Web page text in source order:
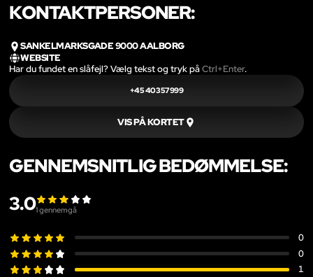
KONTAKTPERSONER:
SANKELMARKSGADE 9000 AALBORG
WEBSITE
Har du fundet en slåfejl? Vælg tekst og tryk påCtrl+Enter.
+45 40357999
VIS PÅ KORTET
GENNEMSNITLIG BEDØMMELSE:
3.01gennemgå
0
0
1